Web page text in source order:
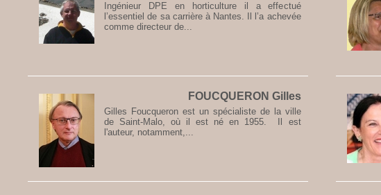
Ingénieur DPE en horticulture il a effectué
l’essentiel de sa carrière à Nantes. Il l’a achevée
comme directeur de...
FOUCQUERON Gilles
Gilles Foucqueron est un spécialiste de la ville
de Saint-Malo, où il est né en 1955. Il est
l'auteur, notamment,...